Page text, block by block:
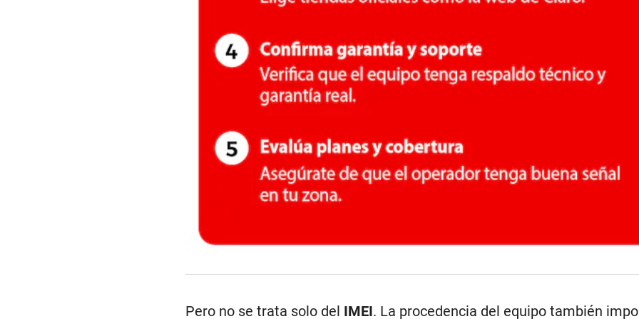
Pero no se trata solo del IMEI. La procedencia del equipo también